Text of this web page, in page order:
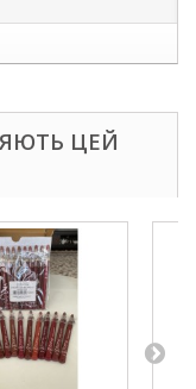
ЦЕЙ